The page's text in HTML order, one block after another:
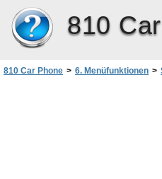
810
810 Car Phone > 6. Menüfunktionen >